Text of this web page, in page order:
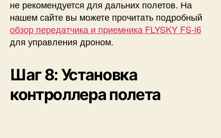
не рекомендуется для дальних полетов. На
нашем сайте вы можете прочитать подробный
обзор передатчика и приемника FLYSKY FS-i6
для управления дроном.
Шаг 8: Установка
контроллера полета